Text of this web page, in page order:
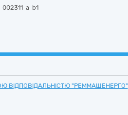
a-b1
ВІДПОВІДАЛЬНІСТЮ "РЕММАШЕНЕРГО"